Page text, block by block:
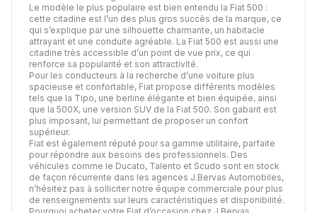
Le modèle le plus populaire est bien entendu la Fiat 500 :
cette citadine est l’un des plus gros succès de la marque, ce
qui s’explique par une silhouette charmante, un habitacle
attrayant et une conduite agréable. La Fiat 500 est aussi une
citadine très accessible d’un point de vue prix, ce qui
renforce sa popularité et son attractivité.
Pour les conducteurs à la recherche d’une voiture plus
spacieuse et confortable, Fiat propose différents modèles
tels que la Tipo, une berline élégante et bien équipée, ainsi
que la 500X, une version SUV de la Fiat 500. Son gabarit est
plus imposant, lui permettant de proposer un confort
supérieur.
Fiat est également réputé pour sa gamme utilitaire, parfaite
pour répondre aux besoins des professionnels. Des
véhicules comme le Ducato, Talento et Scudo sont en stock
de façon récurrente dans les agences J.Bervas Automobiles,
n’hésitez pas à solliciter notre équipe commerciale pour plus
de renseignements sur leurs caractéristiques et disponibilité.